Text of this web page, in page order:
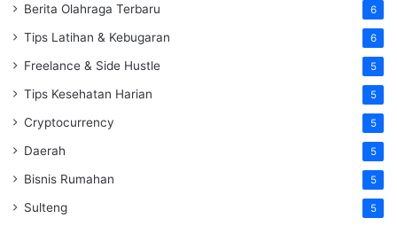
Berita Olahraga Terbaru 6
Tips Latihan & Kebugaran 6
Freelance & Side Hustle 5
Tips Kesehatan Harian 5
Cryptocurrency 5
Daerah 5
Bisnis Rumahan 5
Sulteng 5